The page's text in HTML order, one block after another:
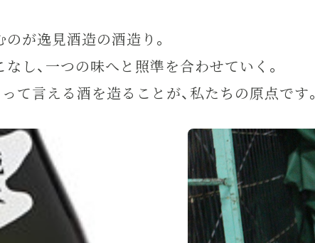
が逸見酒造の酒造り。
し、一つの味へと照準を合わせていく。
て言える酒を造ることが、私たちの原点です。